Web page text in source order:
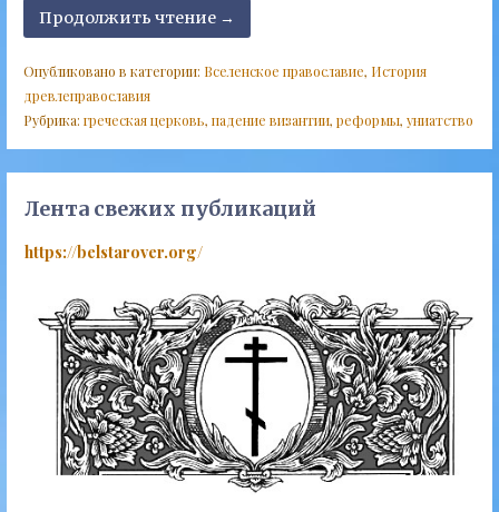
Продолжить чтение →
Опубликовано в категории: Вселенское православие, История
древлеправославия
Рубрика: греческая церковь, падение византии, реформы, униатство
Лента свежих публикаций
https://belstarover.org/